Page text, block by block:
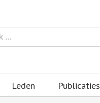
Leden Publicaties